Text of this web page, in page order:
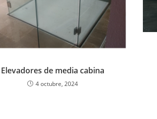
Elevadores de media cabina
4 octubre, 2024